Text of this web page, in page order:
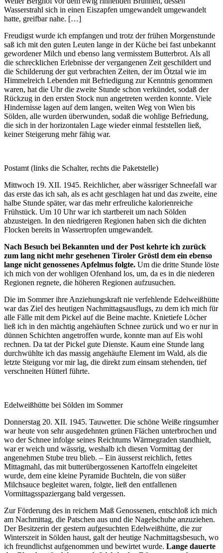
Wasserstrahl sich in einen Eiszapfen umgewandelt umgewandelt
hatte, greifbar nahe. […]
Freudigst wurde ich empfangen und trotz der frühen Morgenstunde
saß ich mit den guten Leuten lange in der Küche bei fast unbekannt
gewordener Milch und ebenso lang vermisstem Butterbrot. Als all
die schrecklichen Erlebnisse der vergangenen Zeit geschildert und
die Schilderung der gut verbrachten Zeiten, der im Ötztal wie im
Himmelreich Lebenden mit Befriedigung zur Kenntnis genommen
waren, hat die Uhr die zweite Stunde schon verkündet, sodaß der
Rückzug in den ersten Stock nun angetreten werden konnte. Viele
Hindernisse lagen auf dem langen, weiten Weg von Wien bis
Sölden, alle wurden überwunden, sodaß die wohlige Befriedung,
die sich in der horizontalen Lage wieder einmal feststellen ließ,
keiner Steigerung mehr fähig war.
Postamt (links die Schalter, rechts die Paketstelle)
Mittwoch 19. XII. 1945. Reichlicher, aber wässriger Schneefall war
das erste das ich sah, als es acht geschlagen hat und das zweite, eine
halbe Stunde später, war das mehr erfreuliche kalorienreiche
Frühstück. Um 10 Uhr war ich startbereit um nach Sölden
abzusteigen. In den niedrigeren Regionen haben sich die dichten
Flocken bereits in Wassertropfen umgewandelt.
Nach Besuch bei Bekannten und der Post kehrte ich zurück
zum lang nicht mehr gesehenen Tiroler Gröstl dem ein ebenso
lange nicht genossenes Apfelmus folgte. Um die dritte Stunde löste
ich mich von der wohligen Ofenhand los, um, da es in die niederen
Regionen regnete, die höheren Regionen aufzusuchen.
Die im Sommer ihre Anziehungskraft nie verfehlende Edelweißhütte
war das Ziel des heutigen Nachmittagsausflugs, zu dem ich mich für
alle Fälle mit dem Pickel auf die Beine machte. Knietiefe Löcher
ließ ich in den mächtig angehäuften Schnee zurück und wo er nur in
dünnen Schichten angetroffen wurde, konnte man auf Eis wohl
rechnen. Da tat der Pickel gute Dienste. Kaum eine Stunde lang
durchwühlte ich das massig angehäufte Element im Wald, als die
letzte Steigung vor mir lag, die direkt zum einsam stehenden, tief
verschneiten Hütterl führte.
Edelweißhütte bei Sölden im Sommer
Donnerstag 20. XII. 1945. Tauwetter. Die schöne Weiße ringsumher
war heute von sehr ausgedehnten grünen Flächen unterbrochen und
wo der Schnee infolge seines Reichtums Wärmegraden standhielt,
war er weich und wässrig, weshalb ich diesen Vormittag der
angenehmen Stube treu blieb. – Ein äusserst reichlich, fettes
Mittagmahl, das mit butterübergossenen Kartoffeln eingeleitet
wurde, dem eine kleine Pyramide Buchteln, die von süßer
Milchsauce begleitet waren, folgte, ließ den entfallenen
Vormittagsspaziergang bald vergessen.
Zur Förderung des in reichem Maß Genossenen, entschloß ich mich
am Nachmittag, die Patschen aus und die Nagelschuhe anzuziehen.
Der Besitzerin der gestern aufgesuchten Edelweißhütte, die zur
Winterszeit in Sölden haust, galt der heutige Nachmittagsbesuch, wo
ich freundlichst aufgenommen und bewirtet wurde. Lange dauerte